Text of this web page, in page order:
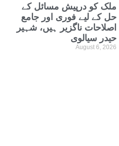
ملک کو درپیش مسائل کے
حل کے لیے فوری اور جامع
اصلاحات ناگزیر ہیں، شہیر
حیدر سیالوی
August 6, 2026